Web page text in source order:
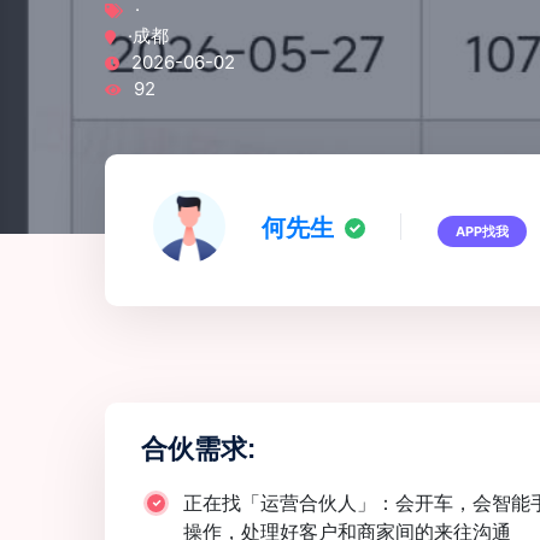
·
·成都
2026-06-02
92
何先生 APP找我
合伙需求:
正在找「运营合伙人」：会开车，会智能
操作，处理好客户和商家间的来往沟通